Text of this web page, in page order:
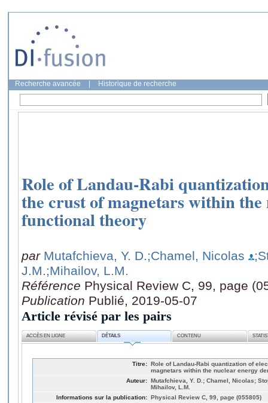
Recherche avancée Historique de recherche
Role of Landau-Rabi
the crust of magnetars within
functional theory
par Mutafchieva, Y. D.;Chamel, Nicolas
J.M.;Mihailov, L.M.
Référence Physical Review C, 99, page
Publication Publié, 2019-05-07
Article révisé par les pairs
ACCÈS EN LIGNE DÉTAILS CONTENU
Titre: Role of Landau-Rabi quantization of
magnetars within the nuclear energy
Auteur: Mutafchieva, Y. D.; Chamel, Nicolas;
Mihailov, L.M.
Informations sur la publication: Physical Review C, 99, page (055805)